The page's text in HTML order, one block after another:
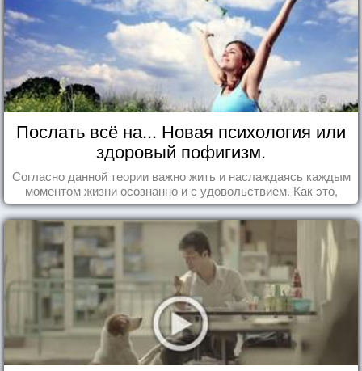
Послать всё на... Новая психология или
здоровый пофигизм.
Согласно данной теории важно жить и наслаждаясь каждым
моментом жизни осознанно и с удовольствием. Как это,
попробуем разобраться на реальных примерах.